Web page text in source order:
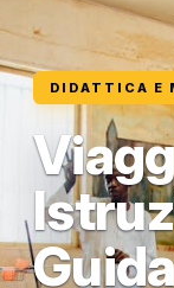
DIDATTICA E